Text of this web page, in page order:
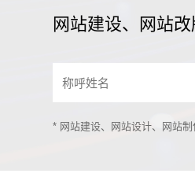
网站建设、网站
* 网站建设、网站设计、网站